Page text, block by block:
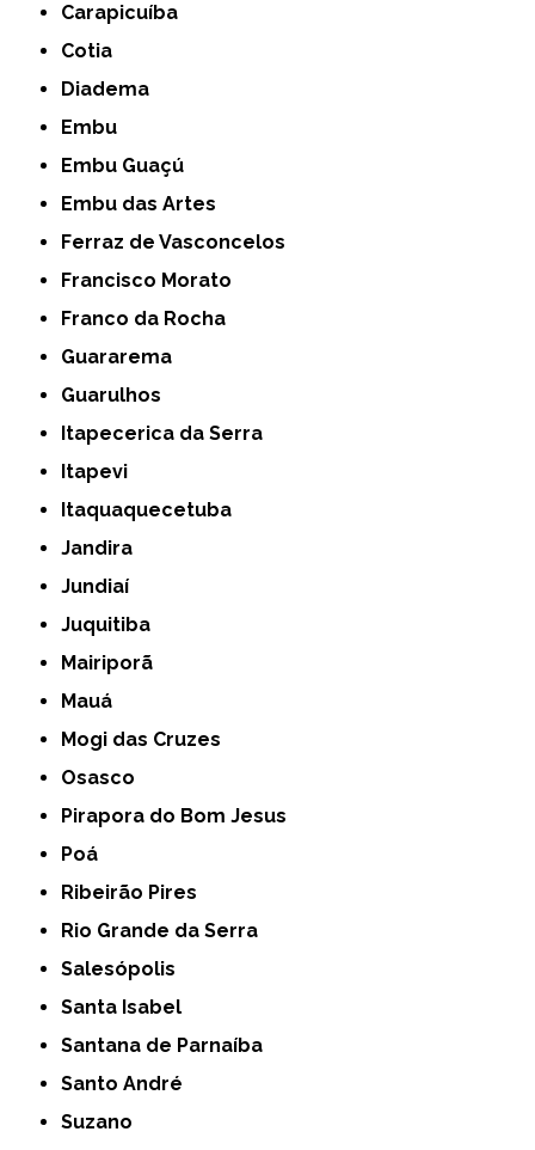
Carapicuíba
Cotia
Diadema
Embu
Embu Guaçú
Embu das Artes
Ferraz de Vasconcelos
Francisco Morato
Franco da Rocha
Guararema
Guarulhos
Itapecerica da Serra
Itapevi
Itaquaquecetuba
Jandira
Jundiaí
Juquitiba
Mairiporã
Mauá
Mogi das Cruzes
Osasco
Pirapora do Bom Jesus
Poá
Ribeirão Pires
Rio Grande da Serra
Salesópolis
Santa Isabel
Santana de Parnaíba
Santo André
Suzano